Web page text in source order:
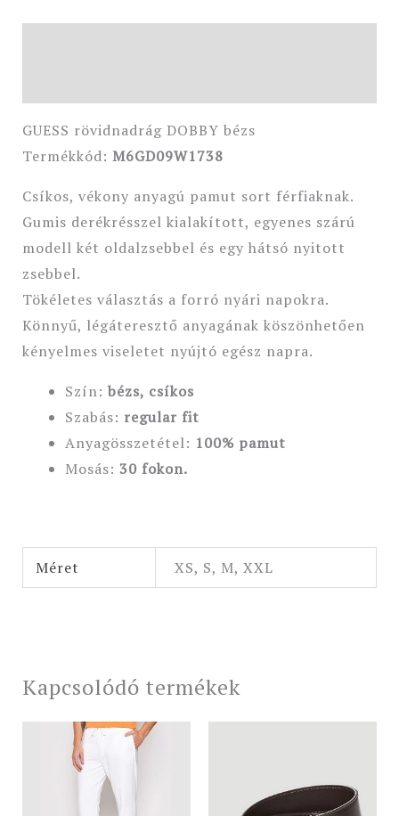
GUESS rövidnadrág DOBBY bézs
Termékkód: M6GD09W1738
Csíkos, vékony anyagú pamut sort férfiaknak.
Gumis derékrésszel kialakított, egyenes szárú
modell két oldalzsebbel és egy hátsó nyitott
zsebbel.
Tökéletes választás a forró nyári napokra.
Könnyű, légáteresztő anyagának köszönhetően
kényelmes viseletet nyújtó egész napra.
Szín:bézs, csíkos
Szabás: regular fit
Anyagösszetétel: 100% pamut
Mosás: 30 fokon.
Méret XS, S, M, XXL
Kapcsolódó termékek
Original
31
990 Ft.
Current